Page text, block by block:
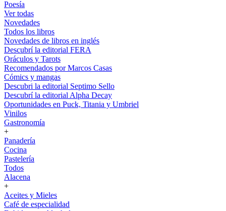
Poesía
Ver todas
Novedades
Todos los libros
Novedades de libros en inglés
Descubrí la editorial FERA
Oráculos y Tarots
Recomendados por Marcos Casas
Cómics y mangas
Descubri la editorial Septimo Sello
Descubrí la editorial Alpha Decay
Oportunidades en Puck, Titania y Umbriel
Vinilos
Gastronomía
+
Panadería
Cocina
Pastelería
Todos
Alacena
+
Aceites y Mieles
Café de especialidad